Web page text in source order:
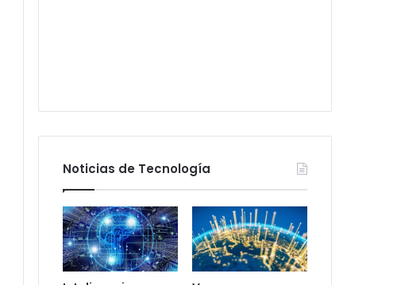
Noticias de Tecnología